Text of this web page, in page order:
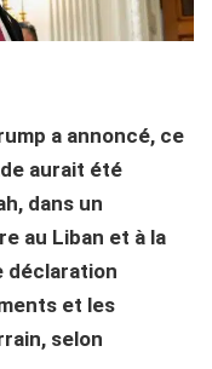
a annoncé, ce
aurait été
dans un
au Liban et à la
déclaration
et les
selon